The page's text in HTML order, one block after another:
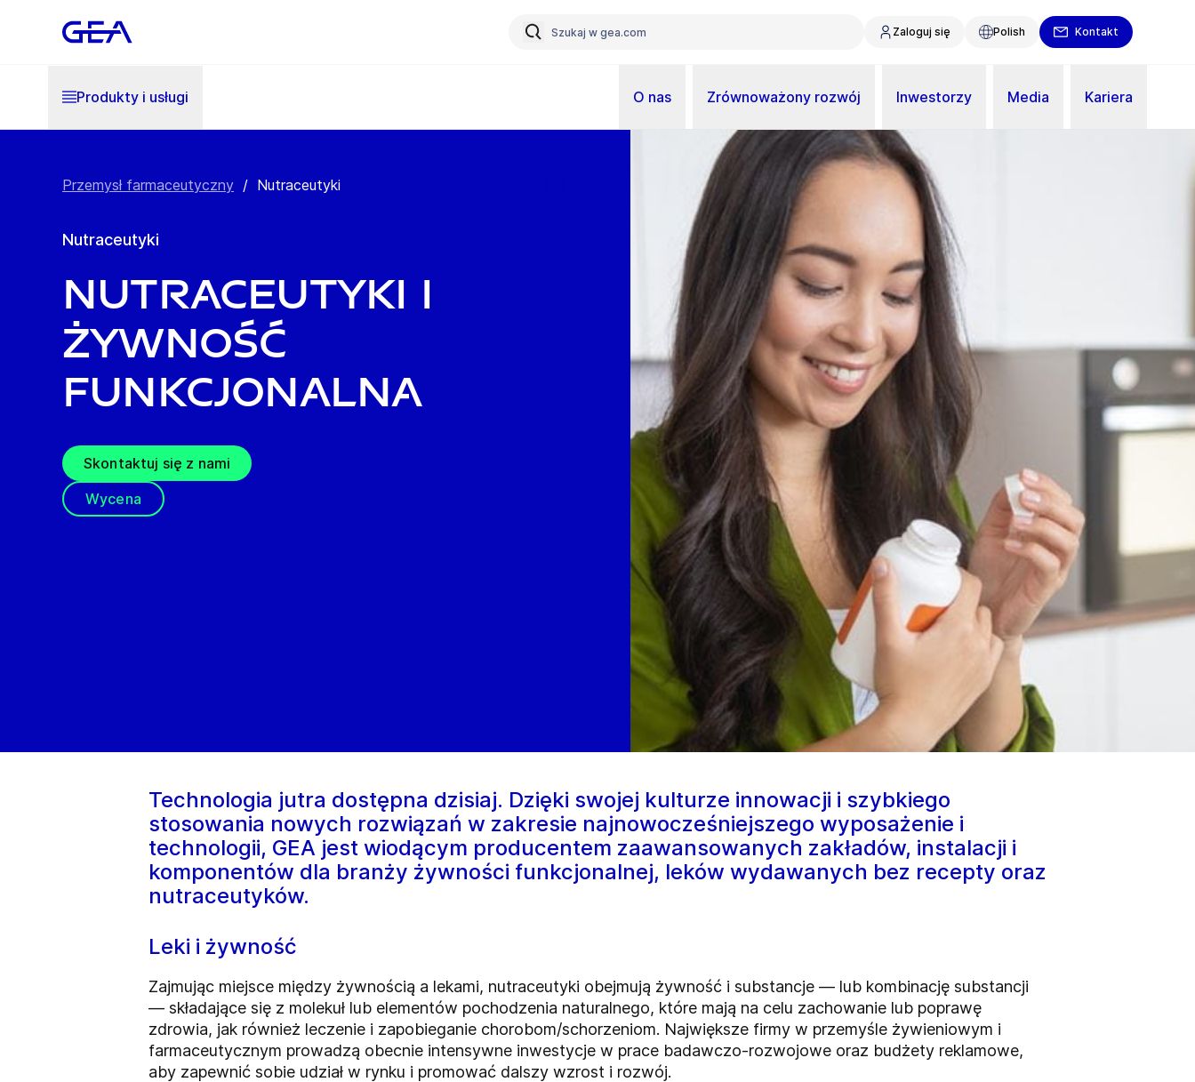
Zaloguj się Polish Kontakt
Produkty i usługi O nas Zrównoważony rozwój Inwestorzy Media Kariera
Przemysł farmaceutyczny / Nutraceutyki
Nutraceutyki
Nutraceutyki i
żywność
funkcjonalna
Skontaktuj się z nami
Wycena
Technologia jutra dostępna dzisiaj. Dzięki swojej kulturze innowacji i szybkiego
stosowania nowych rozwiązań w zakresie najnowocześniejszego wyposażenie i
technologii, GEA jest wiodącym producentem zaawansowanych zakładów, instalacji i
komponentów dla branży żywności funkcjonalnej, leków wydawanych bez recepty oraz
nutraceutyków.
Leki i żywność
Zajmując miejsce między żywnością a lekami, nutraceutyki obejmują żywność i substancje — lub kombinację substancji
— składające się z molekuł lub elementów pochodzenia naturalnego, które mają na celu zachowanie lub poprawę
zdrowia, jak również leczenie i zapobieganie chorobom/schorzeniom. Największe firmy w przemyśle żywieniowym i
farmaceutycznym prowadzą obecnie intensywne inwestycje w prace badawczo-rozwojowe oraz budżety reklamowe,
aby zapewnić sobie udział w rynku i promować dalszy wzrost i rozwój.